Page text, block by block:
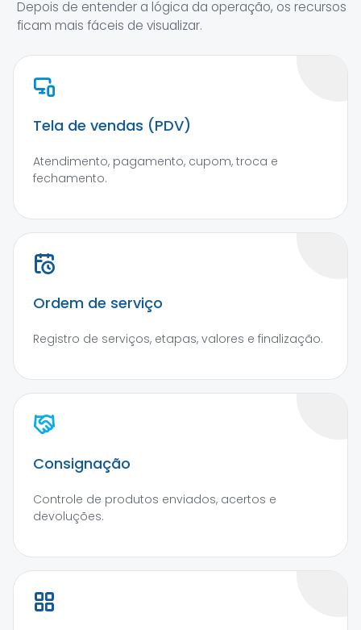
Depois de entender a lógica da operação, os recursos
ficam mais fáceis de visualizar.
Tela de vendas (PDV)
Atendimento, pagamento, cupom, troca e
fechamento.
Ordem de serviço
Registro de serviços, etapas, valores e finalização.
Consignação
Controle de produtos enviados, acertos e
devoluções.